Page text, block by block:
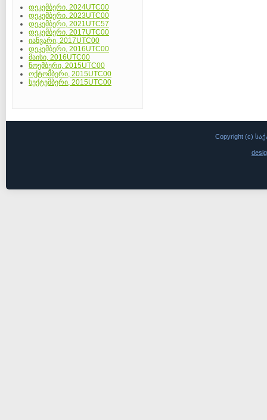
დეკემბერი, 2024UTC00
დეკემბერი, 2023UTC00
დეკემბერი, 2021UTC57
დეკემბერი, 2017UTC00
იანვარი, 2017UTC00
დეკემბერი, 2016UTC00
მაისი, 2016UTC00
ნოემბერი, 2015UTC00
ოქტომბერი, 2015UTC00
სექტემბერი, 2015UTC00
Copyright (c)